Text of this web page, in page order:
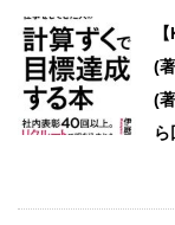
(
(